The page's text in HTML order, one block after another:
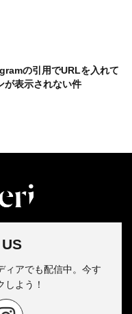
の引用でURLを入れて
が表示されない件
ィアでも配信中。今す
しよう！